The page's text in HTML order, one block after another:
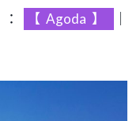
【Agoda】